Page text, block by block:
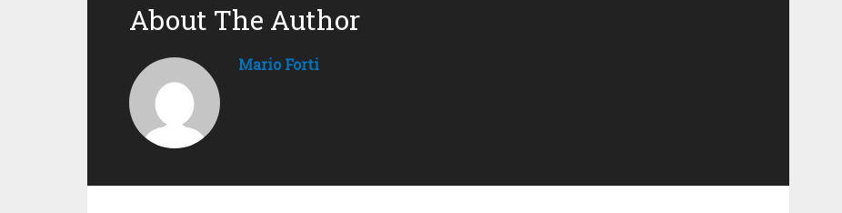
About The Author
Mario Forti